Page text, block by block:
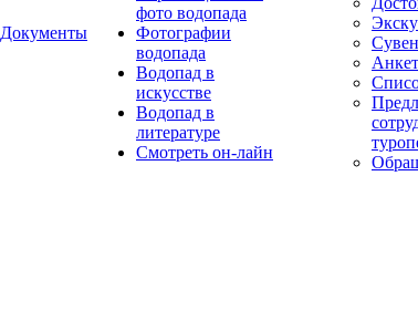
Документы
фото водопада
Фотографии
водопада
Водопад в
искусстве
Водопад в
литературе
Смотреть он-лайн